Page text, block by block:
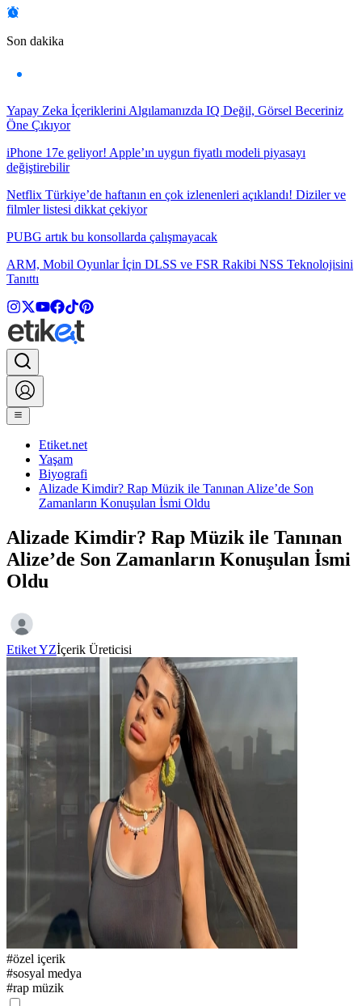
Son dakika
Yapay Zeka İçeriklerini Algılamanızda IQ Değil, Görsel Beceriniz
Öne Çıkıyor
iPhone 17e geliyor! Apple’ın uygun fiyatlı modeli piyasayı
değiştirebilir
Netflix Türkiye’de haftanın en çok izlenenleri açıklandı! Diziler ve
filmler listesi dikkat çekiyor
PUBG artık bu konsollarda çalışmayacak
ARM, Mobil Oyunlar İçin DLSS ve FSR Rakibi NSS Teknolojisini
Tanıttı
Etiket.net
Yaşam
Biyografi
Alizade Kimdir? Rap Müzik ile Tanınan Alize’de Son
Zamanların Konuşulan İsmi Oldu
Alizade Kimdir? Rap Müzik ile Tanınan
Alize’de Son Zamanların Konuşulan İsmi
Oldu
Etiket YZİçerik Üreticisi
#özel içerik
#sosyal medya
#rap müzik